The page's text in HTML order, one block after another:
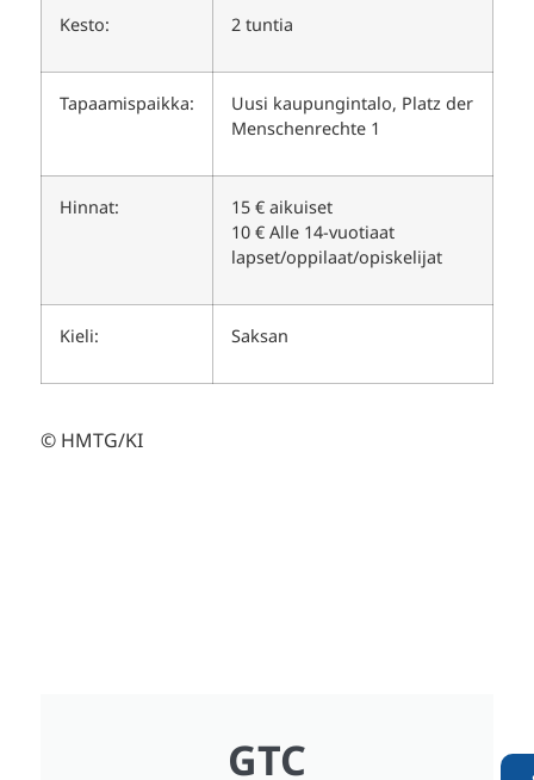
Kesto: 2 tuntia
Tapaamispaikka:
Uusi kaupungintalo, Platz der
Menschenrechte 1
Hinnat:
15 € aikuiset
10 € Alle 14-vuotiaat
lapset/oppilaat/opiskelijat
Kieli: Saksan
© HMTG/KI
GTC